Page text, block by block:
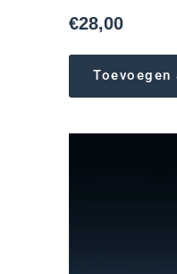
€28,00
Toevoegen